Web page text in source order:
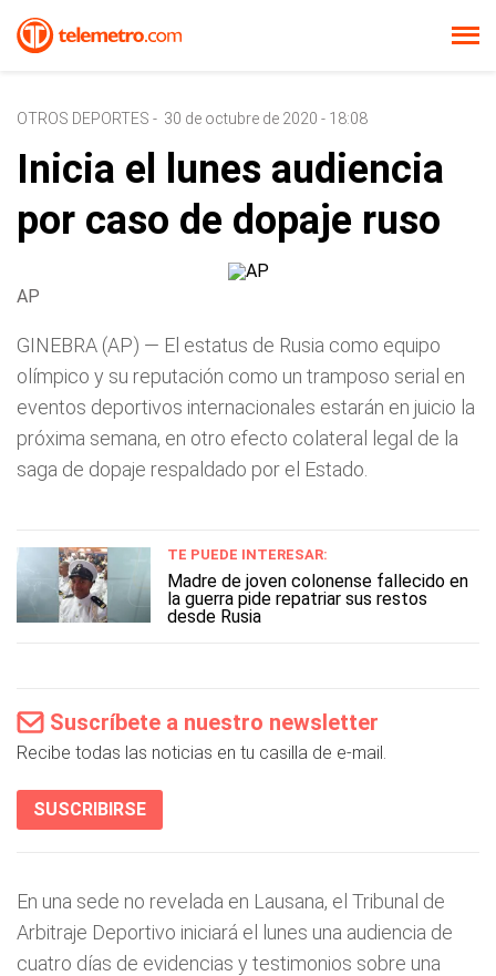
OTROS DEPORTES - 30 de octubre de 2020 - 18:08
Inicia el lunes audiencia
por caso de dopaje ruso
AP
GINEBRA (AP) — El estatus de Rusia como equipo
olímpico y su reputación como un tramposo serial en
eventos deportivos internacionales estarán en juicio la
próxima semana, en otro efecto colateral legal de la
saga de dopaje respaldado por el Estado.
TE PUEDE INTERESAR:
Madre de joven colonense fallecido en
la guerra pide repatriar sus restos
desde Rusia
Suscríbete a nuestro newsletter
Recibe todas las noticias en tu casilla de e-mail.
SUSCRIBIRSE
En una sede no revelada en Lausana, el Tribunal de
Arbitraje Deportivo iniciará el lunes una audiencia de
cuatro días de evidencias y testimonios sobre una